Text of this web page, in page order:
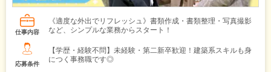
仕事内容
《適度な外出でリフレッシュ》書類作成・書類整理・写真撮影
など、シンプルな業務からスタート！
応募条件
【学歴・経験不問】未経験・第二新卒歓迎！建築系スキルも身
につく事務職です◎